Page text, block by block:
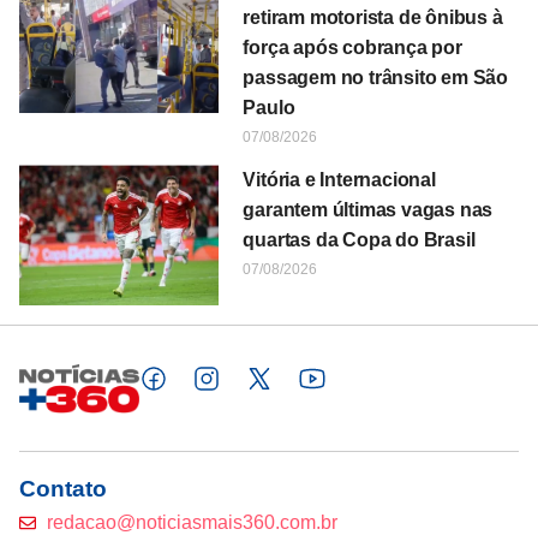
retiram motorista de ônibus à
força após cobrança por
passagem no trânsito em São
Paulo
07/08/2026
Vitória e Internacional
garantem últimas vagas nas
quartas da Copa do Brasil
07/08/2026
Contato
redacao@noticiasmais360.com.br